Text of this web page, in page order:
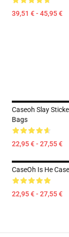
39,51 € - 45,95 €
Caseoh Slay
Bags
22,95 € - 27,55 €
CaseOh Is He
22,95 € - 27,55 €